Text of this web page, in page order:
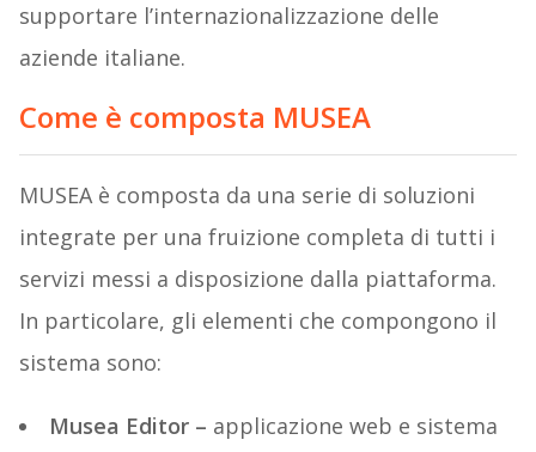
supportare l’internazionalizzazione delle
aziende italiane.
Come è composta MUSEA
MUSEA è composta da una serie di soluzioni
integrate per una fruizione completa di tutti i
servizi messi a disposizione dalla piattaforma.
In particolare, gli elementi che compongono il
sistema sono:
Musea Editor – applicazione web e sistema